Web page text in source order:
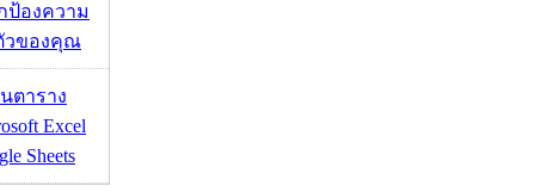
ป้องความ
วของคุณ
ตาราง
Excel
Sheets